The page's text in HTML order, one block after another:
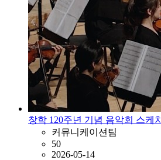
창학 120주년 기념 음악회 스케치
커뮤니케이션팀
50
2026-05-14